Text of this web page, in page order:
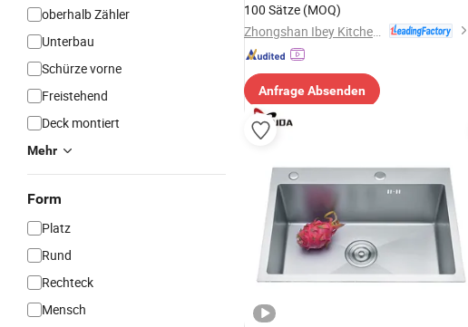
oberhalb Zähler
Unterbau
Schürze vorne
Freistehend
Deck montiert
Mehr
Form
Platz
Rund
Rechteck
Mensch
100 Sätze (MOQ)
Anfrage Absenden